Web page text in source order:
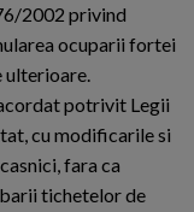
2002 privind
ocuparii fortei
ulterioare.
potrivit Legii
cu modificarile si
fara ca
tichetelor de